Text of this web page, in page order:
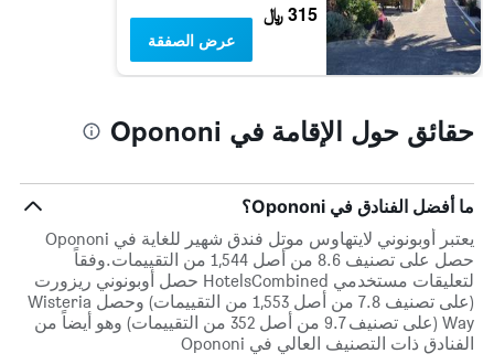
315 ﷼
عرض الصفقة
حقائق حول الإقامة في Opononi
ما أفضل الفنادق في Opononi؟
يعتبر أوبونوني لايتهاوس موتل فندق شهير للغاية في Opononi
حصل على تصنيف 8.6 من أصل 1,544 من التقييمات.وفقاً
لتعليقات مستخدمي HotelsCombined حصل أوبونوني ريزورت
(على تصنيف 7.8 من أصل 1,553 من التقييمات) وحصل Wisteria
Way (على تصنيف 9.7 من أصل 352 من التقييمات) وهو أيضاً من
الفنادق ذات التصنيف العالي في Opononi